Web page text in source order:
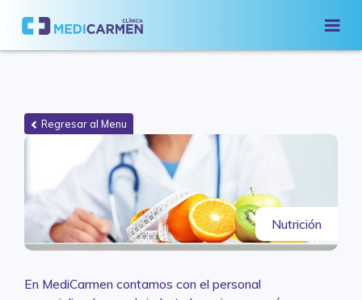
Regresar al Menu
Nutrición
En MediCarmen contamos con el personal